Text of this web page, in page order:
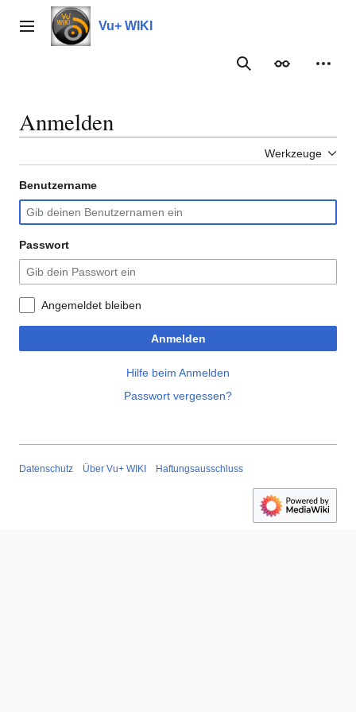
Inhalt
springenHauptmenü Vu+ WIKI
Suche
Anmelden
Werkzeuge
Benutzername
Passwort
Angemeldet bleiben
Anmelden
Hilfe beim Anmelden
Passwort vergessen?
Datenschutz Über Vu+ WIKI Haftungsausschluss